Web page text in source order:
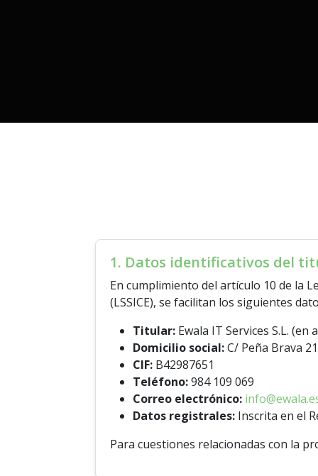
1. Datos identificativos del
En cumplimiento del artículo 10 de la
(LSSICE), se facilitan los siguientes
Titular: Ewala IT Services S.L. (en
Domicilio social:C/ Peña Brava
CIF: B42987651
Teléfono:984 109 069
Correo electrónico:
Datos registrales: Inscrita en el
Para cuestiones relacionadas con la